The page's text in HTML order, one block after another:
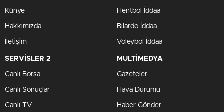
Künye
Hakkımızda
İletişim
Hentbol İddaa
Bilardo İddaa
Voleybol İddaa
SERVİSLER 2
Canlı Borsa
Canlı Sonuçlar
Canlı TV
MULTİMEDYA
Gazeteler
Hava Durumu
Haber Gönder